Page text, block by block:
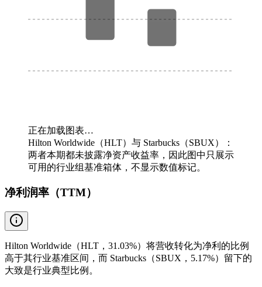
正在加载图表…
Hilton Worldwide（HLT）与 Starbucks（SBUX）：
两者本期都未披露净资产收益率，因此图中只展示
可用的行业组基准箱体，不显示数值标记。
净利润率（TTM）
Hilton Worldwide（HLT，31.03%）将营收转化为净利的比例
高于其行业基准区间，而 Starbucks（SBUX，5.17%）留下的
大致是行业典型比例。